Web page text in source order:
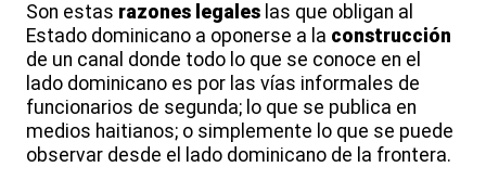
Son estas razones legales las que obligan al
Estado dominicano a oponerse a la construcción
de un canal donde todo lo que se conoce en el
lado dominicano es por las vías informales de
funcionarios de segunda; lo que se publica en
medios haitianos; o simplemente lo que se puede
observar desde el lado dominicano de la frontera.